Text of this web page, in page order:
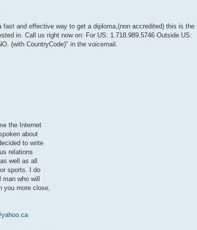
and effective way to get a diploma,(non accredited) this is the
in. Call us right now on: For US: 1.718.989.5746 Outside US:
(with CountryCode)" in the voicemail.
the Internet
about
to write
relations
well as all
sports. I do
who will
you more close,